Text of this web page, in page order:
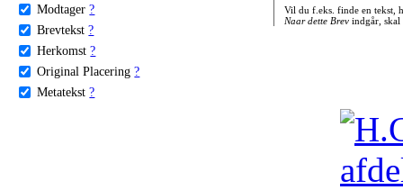
Modtager ?
Brevtekst ?
Herkomst ?
Original Placering ?
Metatekst ?
Vil du f.eks. finde en tekst,
Naar dette Brevindgår, skal